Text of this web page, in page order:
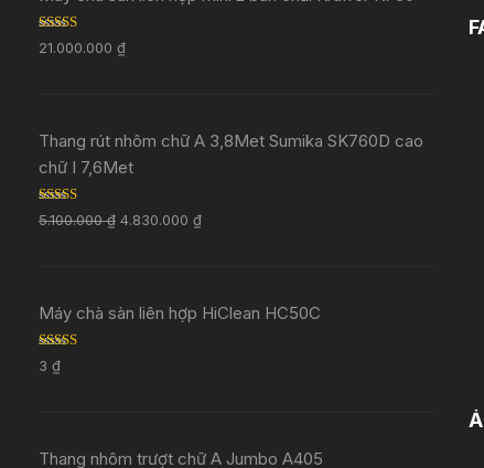
Rated5.00
out of 5
21.000.000 ₫
Thang rút nhôm chữ A 3,8Met Sumika SK760D cao
chữ I 7,6Met
Rated 5.00
out of 5
5.100.000₫ 4.830.000 ₫
Máy chà sàn liên hợp HiClean HC50C
Rated
out of 5
3 ₫
Thang nhôm trượt chữ A Jumbo A405